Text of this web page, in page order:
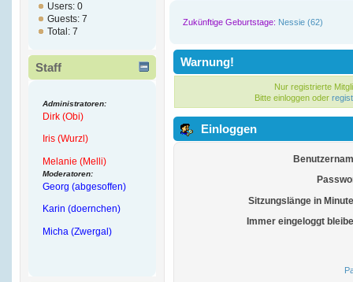
Users: 0
Guests: 7
Total: 7
Staff
Administratoren:
Dirk (Obi)
Iris (Wurzl)
Melanie (Melli)
Moderatoren:
Georg (abgesoffen)
Karin (doernchen)
Micha (Zwergal)
Zukünftige Geburtstage: Nessie (62)
Warnung!
Nur registrierte
Bitte einloggen oder
Einloggen
Sitzungslänge in
Immer eingeloggt